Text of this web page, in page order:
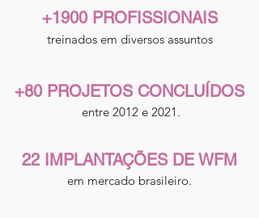
+1900 PROFISSIONAIS
treinados em diversos assuntos
+80 PROJETOS CONCLUÍDOS
entre 2012 e 2021.
22 IMPLANTAÇÕES DE WFM
em mercado brasileiro.